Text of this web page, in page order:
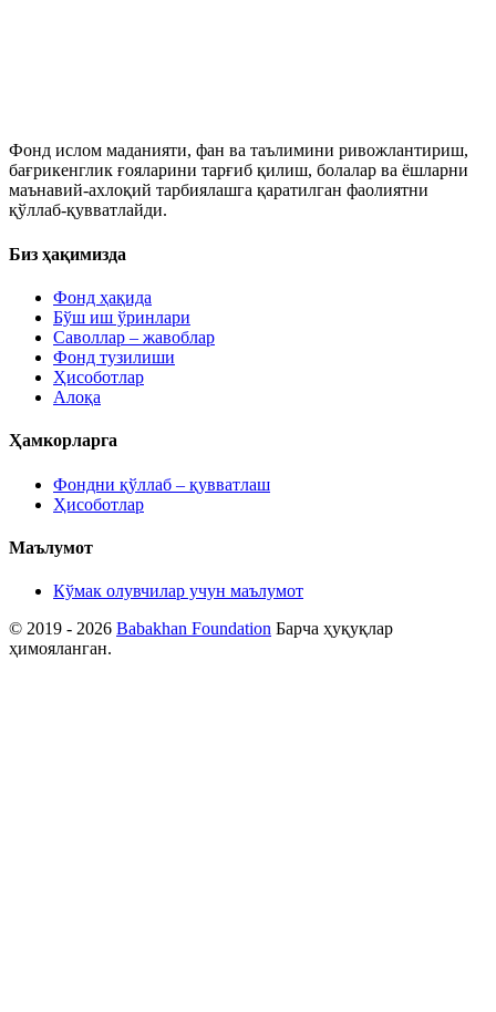
Фонд ислом маданияти, фан ва таълимини ривожлантириш,
бағрикенглик ғояларини тарғиб қилиш, болалар ва ёшларни
маънавий-ахлоқий тарбиялашга қаратилган фаолиятни
қўллаб-қувватлайди.
Биз ҳақимизда
Фонд ҳақида
Бўш иш ўринлари
Саволлар – жавоблар
Фонд тузилиши
Ҳисоботлар
Алоқа
Ҳамкорларга
Фондни қўллаб – қувватлаш
Ҳисоботлар
Маълумот
Кўмак олувчилар учун маълумот
© 2019 - 2026 Babakhan Foundation Барча ҳуқуқлар
ҳимояланган.